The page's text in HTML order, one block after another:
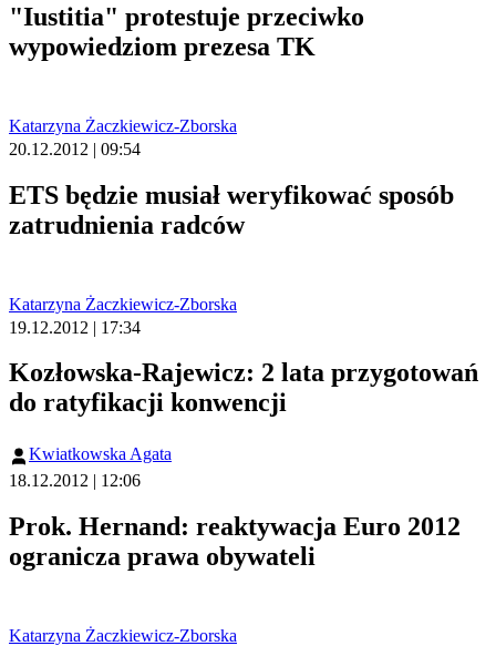
"Iustitia" protestuje przeciwko
wypowiedziom prezesa TK
Katarzyna Żaczkiewicz-Zborska
20.12.2012 | 09:54
ETS będzie musiał weryfikować sposób
zatrudnienia radców
Katarzyna Żaczkiewicz-Zborska
19.12.2012 | 17:34
Kozłowska-Rajewicz: 2 lata przygotowań
do ratyfikacji konwencji
Kwiatkowska Agata
18.12.2012 | 12:06
Prok. Hernand: reaktywacja Euro 2012
ogranicza prawa obywateli
Katarzyna Żaczkiewicz-Zborska